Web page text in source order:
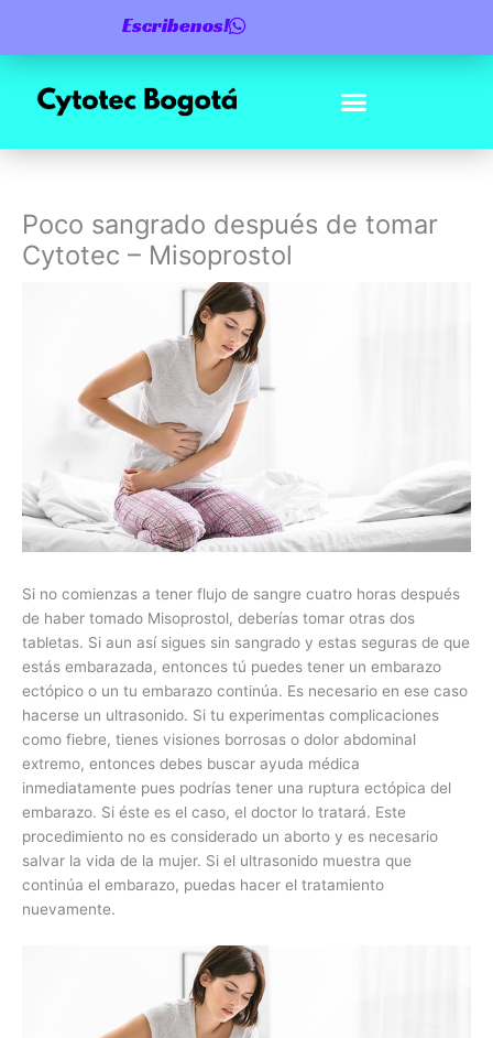
contenido
Escribenos!
Poco sangrado después de tomar
Cytotec – Misoprostol
Si no comienzas a tener flujo de sangre cuatro horas después
de haber tomado Misoprostol, deberías tomar otras dos
tabletas. Si aun así sigues sin sangrado y estas seguras de que
estás embarazada, entonces tú puedes tener un embarazo
ectópico o un tu embarazo continúa. Es necesario en ese caso
hacerse un ultrasonido. Si tu experimentas complicaciones
como fiebre, tienes visiones borrosas o dolor abdominal
extremo, entonces debes buscar ayuda médica
inmediatamente pues podrías tener una ruptura ectópica del
embarazo. Si éste es el caso, el doctor lo tratará. Este
procedimiento no es considerado un aborto y es necesario
salvar la vida de la mujer. Si el ultrasonido muestra que
continúa el embarazo, puedas hacer el tratamiento
nuevamente.